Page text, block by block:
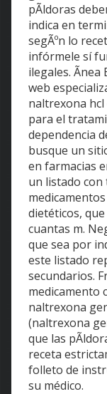
pÃldoras
indica en
segÃºn lo
infórmele sí
ilegales.
web
naltrexona
para el
dependencia
busque un
en farmacias
un listado con
dietéticos,
cuantas m.
que sea por
este listado
secundarios.
medicamento
naltrexona
(naltrexona
que las
receta
folleto de
su médico.